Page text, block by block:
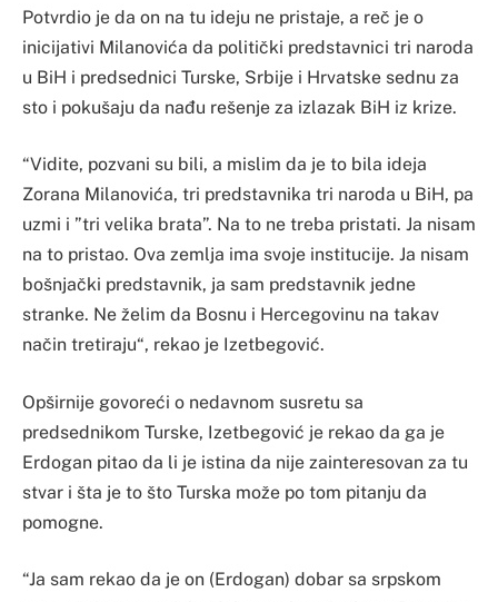
Potvrdio je da on na tu ideju ne pristaje, a reč je o
inicijativi Milanovića da politički predstavnici tri naroda
u BiH i predsednici Turske, Srbije i Hrvatske sednu za
sto i pokušaju da nađu rešenje za izlazak BiH iz krize.
“Vidite, pozvani su bili, a mislim da je to bila ideja
Zorana Milanovića, tri predstavnika tri naroda u BiH, pa
uzmi i ”tri velika brata”. Na to ne treba pristati. Ja nisam
na to pristao. Ova zemlja ima svoje institucije. Ja nisam
bošnjački predstavnik, ja sam predstavnik jedne
stranke. Ne želim da Bosnu i Hercegovinu na takav
način tretiraju“, rekao je Izetbegović.
Opširnije govoreći o nedavnom susretu sa
predsednikom Turske, Izetbegović je rekao da ga je
Erdogan pitao da li je istina da nije zainteresovan za tu
stvar i šta je to što Turska može po tom pitanju da
pomogne.
“Ja sam rekao da je on (Erdogan) dobar sa srpskom